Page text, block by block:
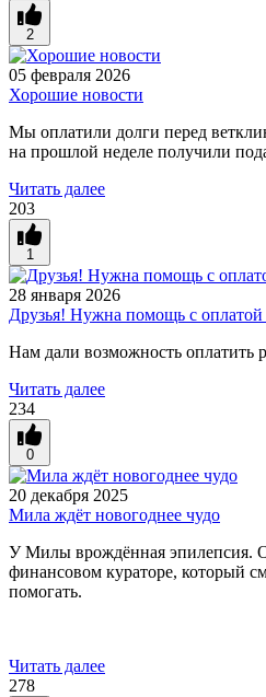
2
05 февраля 2026
Хорошие новости
Мы оплатили долги перед
на прошлой неделе получили
Читать далее
203
1
28 января 2026
Друзья! Нужна помощь с оплатой
Нам дали возможность оплатить
Читать далее
234
0
20 декабря 2025
Мила ждёт новогоднее чудо
У Милы врождённая эпилепсия.
финансовом кураторе, который
помогать.
Читать далее
278